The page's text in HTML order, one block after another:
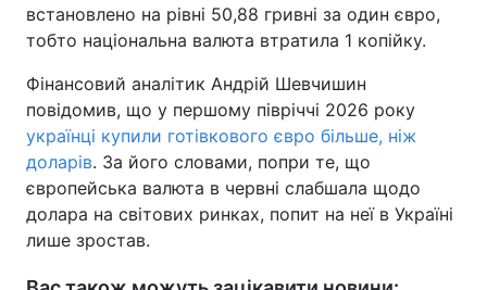
встановлено на рівні 50,88 гривні за один євро,
тобто національна валюта втратила 1 копійку.
Фінансовий аналітик Андрій Шевчишин
повідомив, що у першому півріччі 2026 року
українці купили готівкового євро більше, ніж
доларів. За його словами, попри те, що
європейська валюта в червні слабшала щодо
долара на світових ринках, попит на неї в Україні
лише зростав.